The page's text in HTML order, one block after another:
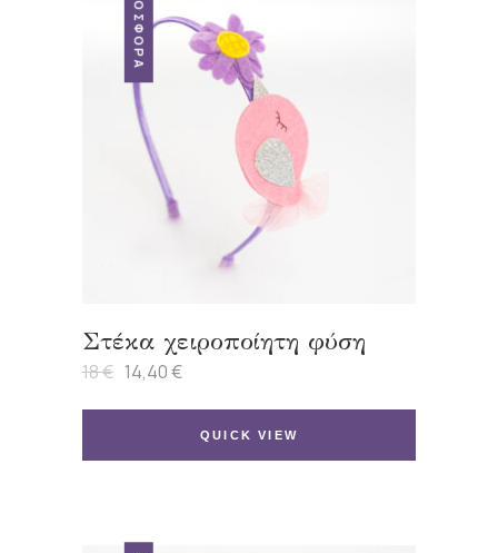
ΠΡΟΣΦΟΡΆ
Στέκα χειροποίητη φύση
18€ Original
was:
14,40€
Η
τιμή
QUICK VIEW